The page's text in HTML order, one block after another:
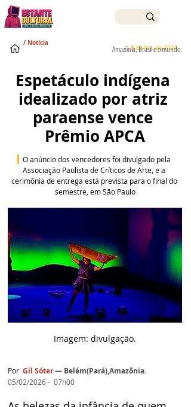
5 de fev. de 2026
Amazônia, Brasil e o mundo.
/ Notícia
Espetáculo indígena
idealizado por atriz
paraense vence
Prêmio APCA
O anúncio dos vencedores foi divulgado pela
Associação Paulista de Críticos de Arte, e a
cerimônia de entrega está prevista para o final do
semestre, em São Paulo
Imagem: divulgação.
Por Gil Sóter — Belém(Pará),Amazônia.
05/02/2026 -  07h00